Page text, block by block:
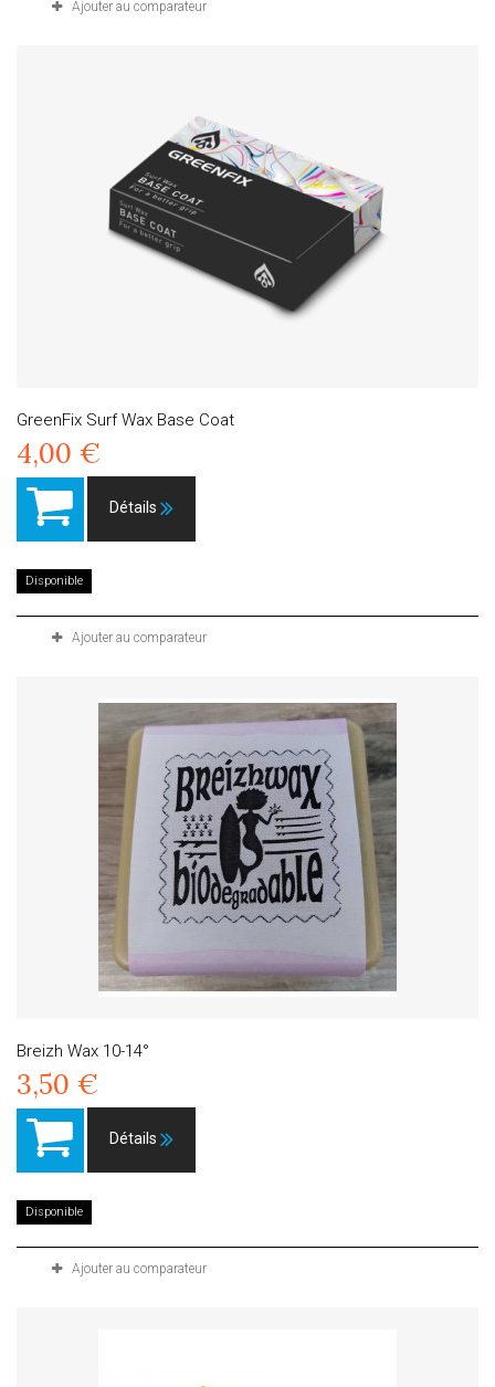
Ajouter au comparateur
GreenFix Surf Wax Base Coat
4,00 €
Détails
Disponible
Ajouter au comparateur
Breizh Wax 10-14°
3,50 €
Détails
Disponible
Ajouter au comparateur